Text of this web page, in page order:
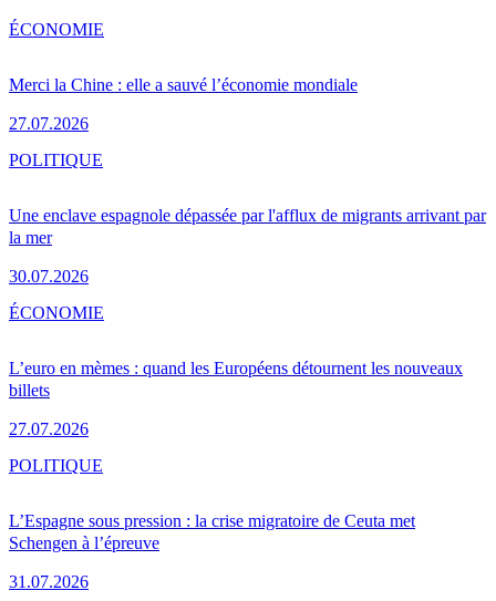
Merci la Chine : elle a sauvé l’économie mondiale
27.07.2026
ÉCONOMIE
Une enclave espagnole dépassée par l'afflux de migrants arrivant par
la mer
30.07.2026
POLITIQUE
L’euro en mèmes : quand les Européens détournent les nouveaux
billets
27.07.2026
ÉCONOMIE
L’Espagne sous pression : la crise migratoire de Ceuta met
Schengen à l’épreuve
31.07.2026
POLITIQUE